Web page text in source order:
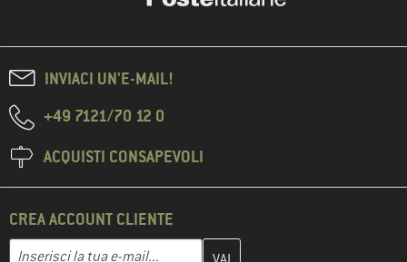
INVIACI UN'E-MAIL!
+49 7121/70 12 0
ACQUISTI CONSAPEVOLI
CREA ACCOUNT CLIENTE
Indirizzo e-mail
Inserisci qui il tuo indirizzo e-mail e crea il tuo account cliente